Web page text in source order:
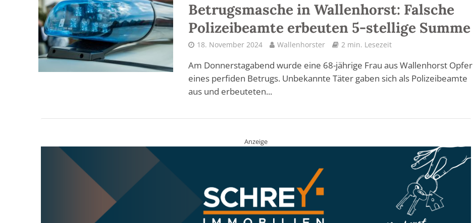
Betrugsmasche in Wallenhorst: Falsche
Polizeibeamte erbeuten 5-stellige Summe
18. November 2024 Wallenhorster 2 min. Lesezeit
Am Donnerstagabend wurde eine 68-jährige Frau aus Wallenhorst Opfer
eines perfiden Betrugs. Unbekannte Täter gaben sich als Polizeibeamte
aus und erbeuteten...
Anzeige